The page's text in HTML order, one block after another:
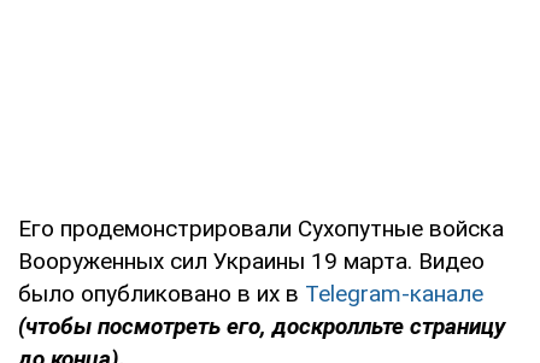
Его продемонстрировали Сухопутные войска
Вооруженных сил Украины 19 марта. Видео
было опубликовано в их в Telegram-канале
(чтобы посмотреть его, доскролльте страницу